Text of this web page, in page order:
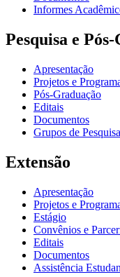
Informes
Pesquisa e
Apresentação
Projetos e
Pós-Graduação
Editais
Documentos
Grupos de Pesquisa
Extensão
Apresentação
Projetos e
Estágio
Convênios e
Editais
Documentos
Assistência